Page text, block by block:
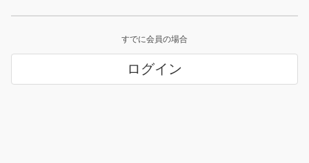
すでに会員の場合
ログイン